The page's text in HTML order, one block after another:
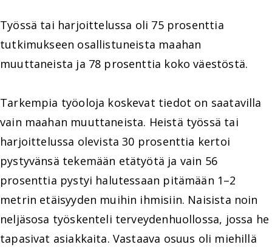
Työssä tai harjoittelussa oli 75 prosenttia
tutkimukseen osallistuneista maahan
muuttaneista ja 78 prosenttia koko väestöstä.
Tarkempia työoloja koskevat tiedot on saatavilla
vain maahan muuttaneista. Heistä työssä tai
harjoittelussa olevista 30 prosenttia kertoi
pystyvänsä tekemään etätyötä ja vain 56
prosenttia pystyi halutessaan pitämään 1–2
metrin etäisyyden muihin ihmisiin. Naisista noin
neljäsosa työskenteli terveydenhuollossa, jossa he
tapasivat asiakkaita. Vastaava osuus oli miehillä